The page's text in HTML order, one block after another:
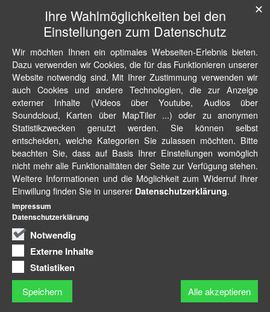
Ihre Wahlmöglichkeiten bei den
Einstellungen zum Datenschutz
Wir möchten Ihnen ein optimales Webseiten-Erlebnis bieten.
Dazu verwenden wir Cookies, die für das Funktionieren unserer
Website notwendig sind. Mit Ihrer Zustimmung verwenden wir
auch Cookies und andere Technologien, die zur Anzeige
externer Inhalte (Videos über Youtube, Audios über
Soundcloud, Karten über MapTiler ...) oder zu anonymen
Statistikzwecken genutzt werden. Sie können selbst
entscheiden, welche Kategorien Sie zulassen möchten. Bitte
beachten Sie, dass auf Basis Ihrer Einstellungen womöglich
nicht mehr alle Funktionalitäten der Seite zur Verfügung stehen.
Weitere Informationen und die Möglichkeit zum Widerruf Ihrer
Einwillung finden Sie in unserer Datenschutzerklärung.
Notwendig
Externe Inhalte
Statistiken
Speichern Alle akzeptieren
✕
Impressum
Datenschutzerklärung